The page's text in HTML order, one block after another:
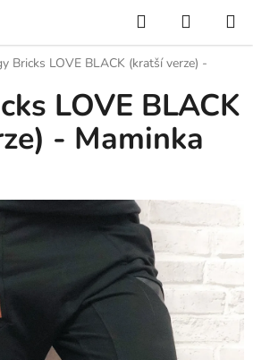
Hledat
KOŠÍK
Bricks LOVE BLACK (kratší verze) -
LOVE BLACK
- Maminka